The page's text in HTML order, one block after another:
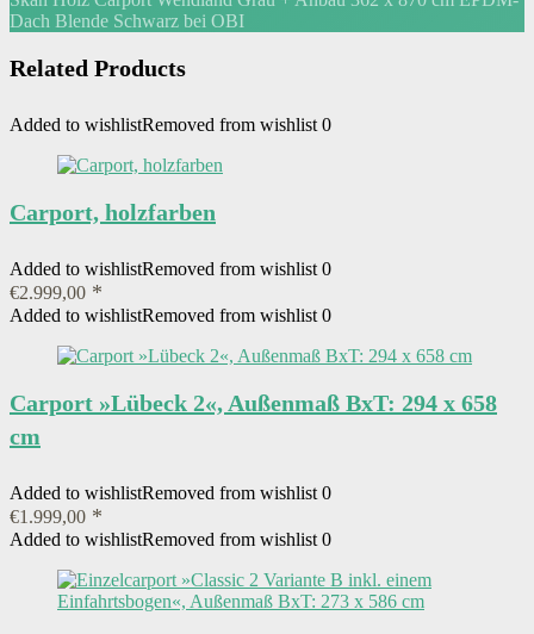
Dach Blende Schwarz bei OBI
Related Products
Added to wishlistRemoved from wishlist 0
Carport, holzfarben
Added to wishlistRemoved from wishlist 0
€2.999,00
Added to wishlistRemoved from wishlist 0
Carport »Lübeck 2«, Außenmaß BxT: 294 x 658
cm
Added to wishlistRemoved from wishlist 0
€1.999,00
Added to wishlistRemoved from wishlist 0